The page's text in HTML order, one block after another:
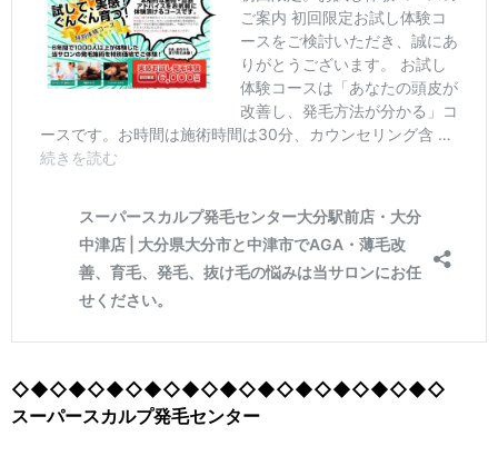
◇◆◇◆◇◆◇◆◇◆◇◆◇◆◇◆◇◆◇◆◇◆◇
スーパースカルプ発毛センター